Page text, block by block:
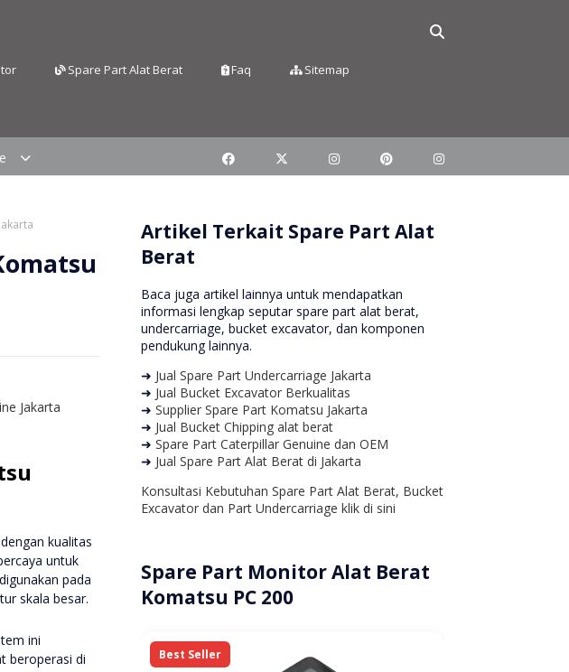
Spare Part Alat Berat Faq Sitemap
dengan kualitas
untuk
pada
skala besar.
ini
beroperasi di
Artikel Terkait Spare Part Alat
Berat
Baca juga artikel lainnya untuk mendapatkan
informasi lengkap seputar spare part alat berat,
undercarriage, bucket excavator, dan komponen
pendukung lainnya.
➜ Jual Spare Part Undercarriage Jakarta
➜ Jual Bucket Excavator Berkualitas
➜ Supplier Spare Part Komatsu Jakarta
➜ Jual Bucket Chipping alat berat
➜ Spare Part Caterpillar Genuine dan OEM
➜ Jual Spare Part Alat Berat di Jakarta
Konsultasi Kebutuhan Spare Part Alat Berat, Bucket
Excavator dan Part Undercarriage klik di sini
Spare Part Monitor Alat Berat
Komatsu PC 200
Best Seller